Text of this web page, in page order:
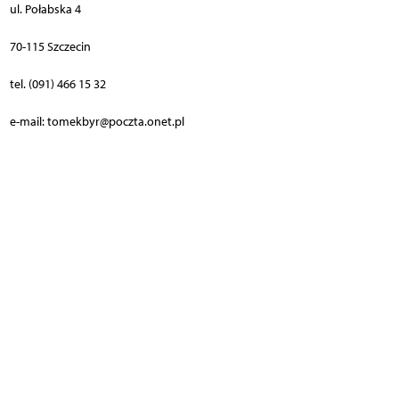
ul. Połabska 4
70-115 Szczecin
tel. (091) 466 15 32
e-mail: tomekbyr@poczta.onet.pl